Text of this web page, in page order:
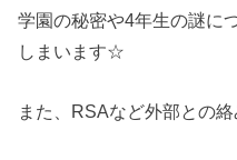
学園の秘密や4年生の謎に
しまいます☆
また、RSAなど外部との